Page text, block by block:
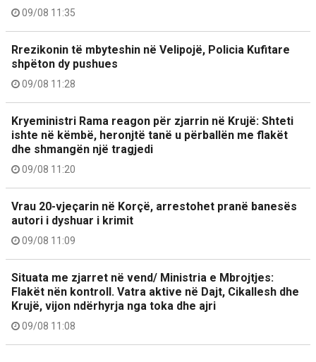
09/08 11:35
Rrezikonin të mbyteshin në Velipojë, Policia Kufitare
shpëton dy pushues
09/08 11:28
Kryeministri Rama reagon për zjarrin në Krujë: Shteti
ishte në këmbë, heronjtë tanë u përballën me flakët
dhe shmangën një tragjedi
09/08 11:20
Vrau 20-vjeçarin në Korçë, arrestohet pranë banesës
autori i dyshuar i krimit
09/08 11:09
Situata me zjarret në vend/ Ministria e Mbrojtjes:
Flakët nën kontroll. Vatra aktive në Dajt, Cikallesh dhe
Krujë, vijon ndërhyrja nga toka dhe ajri
09/08 11:08